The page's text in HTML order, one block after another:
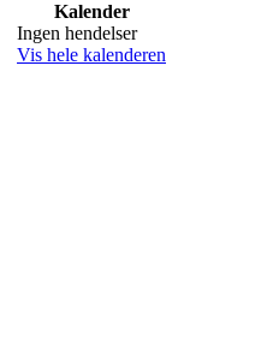
Kalender
Ingen hendelser
Vis hele kalenderen